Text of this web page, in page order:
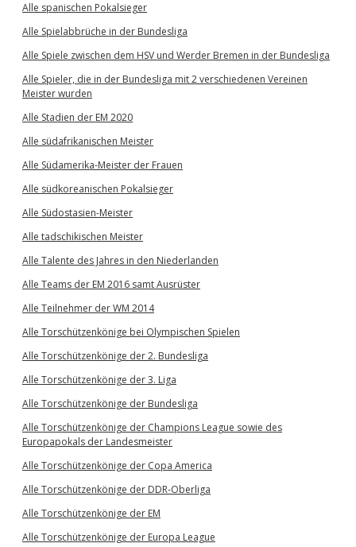
Alle spanischen Pokalsieger
Alle Spielabbrüche in der Bundesliga
Alle Spiele zwischen dem HSV und Werder Bremen in der Bundesliga
Alle Spieler, die in der Bundesliga mit 2 verschiedenen Vereinen
Meister wurden
Alle Stadien der EM 2020
Alle südafrikanischen Meister
Alle Südamerika-Meister der Frauen
Alle südkoreanischen Pokalsieger
Alle Südostasien-Meister
Alle tadschikischen Meister
Alle Talente des Jahres in den Niederlanden
Alle Teams der EM 2016 samt Ausrüster
Alle Teilnehmer der WM 2014
Alle Torschützenkönige bei Olympischen Spielen
Alle Torschützenkönige der 2. Bundesliga
Alle Torschützenkönige der 3. Liga
Alle Torschützenkönige der Bundesliga
Alle Torschützenkönige der Champions League sowie des
Europapokals der Landesmeister
Alle Torschützenkönige der Copa America
Alle Torschützenkönige der DDR-Oberliga
Alle Torschützenkönige der EM
Alle Torschützenkönige der Europa League